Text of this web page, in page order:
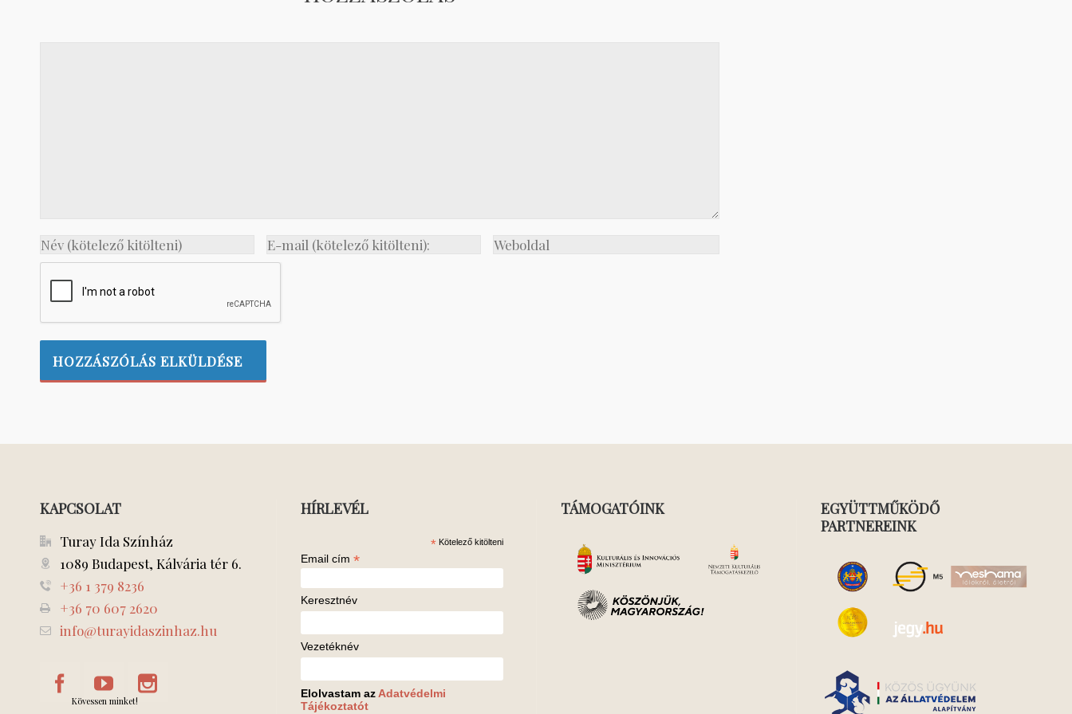
KAPCSOLAT
Turay Ida Színház
1089 Budapest, Kálvária tér 6.
+36 1 379 8236
+36 70 607 2620
info@turayidaszinhaz.hu
Kövessen minket!
HÍRLEVÉL
* Kötelező kitölteni
Email cím *
Keresztnév
Vezetéknév
Elolvastam az Adatvédelmi
Tájékoztatót
TÁMOGATÓINK
EGYÜTTMŰKÖDŐ
PARTNEREINK